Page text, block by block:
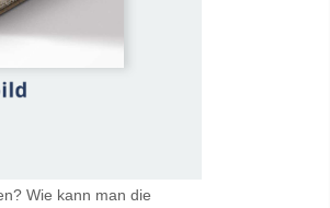
Wie kann man die